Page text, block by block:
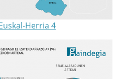
Herria 4